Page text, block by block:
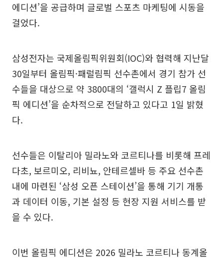
에디션’을 공급하며 글로벌 스포츠 마케팅에 시동을
걸었다.
삼성전자는 국제올림픽위원회(IOC)와 협력해 지난달
30일부터 올림픽·패럴림픽 선수촌에서 경기 참가 선
수들을 대상으로 약 3800대의 ‘갤럭시 Z 플립7 올림
픽 에디션’을 순차적으로 전달하고 있다고 1일 밝혔
다.
선수들은 이탈리아 밀라노와 코르티나를 비롯해 프레
다초, 보르미오, 리비뇨, 안테르셀바 등 주요 선수촌
내에 마련된 ‘삼성 오픈 스테이션’을 통해 기기 개통
과 데이터 이동, 기본 설정 등 현장 지원 서비스를 받
을 수 있다.
이번 올림픽 에디션은 2026 밀라노 코르티나 동계올